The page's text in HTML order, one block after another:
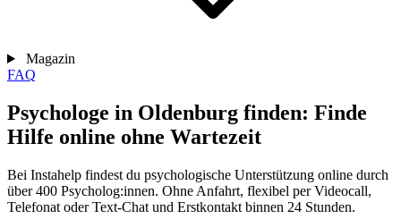
Magazin
FAQ
Psychologe in Oldenburg finden: Finde
Hilfe online ohne Wartezeit
Bei Instahelp findest du psychologische Unterstützung online durch
über 400 Psycholog:innen. Ohne Anfahrt, flexibel per Videocall,
Telefonat oder Text-Chat und Erstkontakt binnen 24 Stunden.